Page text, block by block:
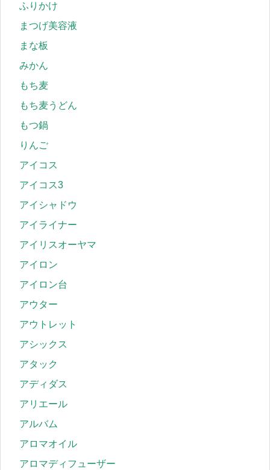
ふりかけ
まつげ美容液
まな板
みかん
もち麦
もち麦うどん
もつ鍋
りんご
アイコス
アイコス3
アイシャドウ
アイライナー
アイリスオーヤマ
アイロン
アイロン台
アウター
アウトレット
アシックス
アタック
アディダス
アリエール
アルバム
アロマオイル
アロマディフューザー